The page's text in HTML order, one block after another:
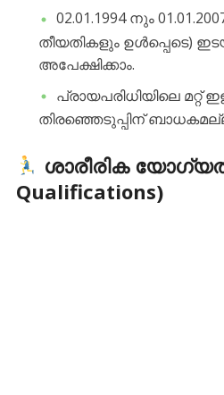
​02.01.1994 നും
തീയതികളും ഉൾപ്പെടെ)
അപേക്ഷിക്കാം.
​പ്രായപരിധിയിലെ
തിരഞ്ഞെടുപ്പിന്
ശാരീരിക
Qualifications)